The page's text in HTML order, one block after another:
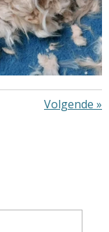
Volgende »